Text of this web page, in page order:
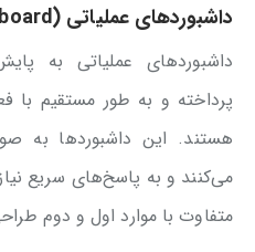
داشبوردهای عملیاتی (Operational Dashboard)
داشبوردهای عملیاتی به
پرداخته و به طور مستقیم با
هستند. این داشبوردها به
می‌کنند و به پاسخ‌های سریع نیاز
متفاوت با موارد اول و دوم